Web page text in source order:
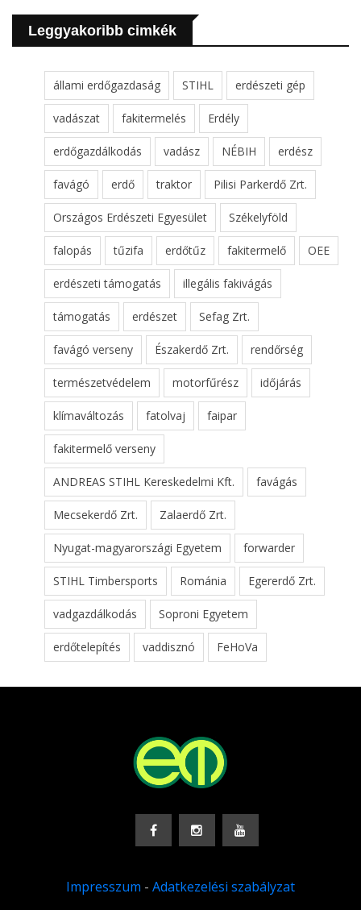
Leggyakoribb cimkék
állami erdőgazdaság STIHL erdészeti gép
vadászat fakitermelés Erdély
erdőgazdálkodás vadász NÉBIH erdész
favágó erdő traktor Pilisi Parkerdő Zrt.
Országos Erdészeti Egyesület Székelyföld
falopás tűzifa erdőtűz fakitermelő OEE
erdészeti támogatás illegális fakivágás
támogatás erdészet Sefag Zrt.
favágó verseny Északerdő Zrt. rendőrség
természetvédelem motorfűrész időjárás
klímaváltozás fatolvaj faipar
fakitermelő verseny
ANDREAS STIHL Kereskedelmi Kft. favágás
Mecsekerdő Zrt. Zalaerdő Zrt.
Nyugat-magyarországi Egyetem forwarder
STIHL Timbersports Románia Egererdő Zrt.
vadgazdálkodás Soproni Egyetem
erdőtelepítés vaddisznó FeHoVa
Impresszum - Adatkezelési szabályzat